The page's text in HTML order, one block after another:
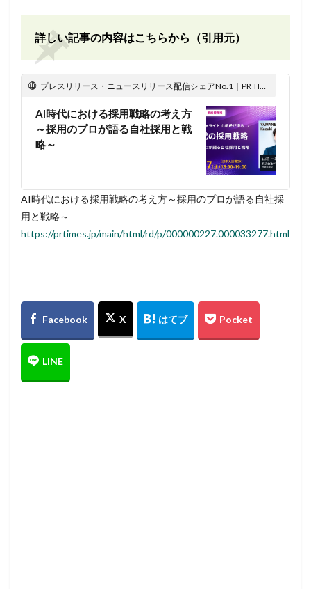
詳しい記事の内容はこちらから（引用元）
プレスリリース・ニュースリリース配信シェアNo.1｜PR TIMES
AI時代における採用戦略の考え方
～採用のプロが語る自社採用と戦
略～
AI時代における採用戦略の考え方～採用のプロが語る自社採
用と戦略～
https://prtimes.jp/main/html/rd/p/000000227.000033277.html